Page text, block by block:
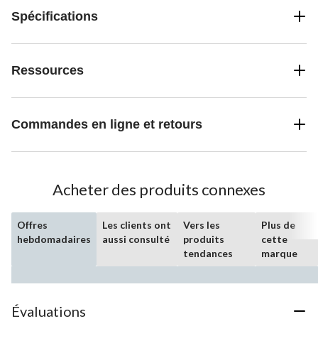
Spécifications
Ressources
Commandes en ligne et retours
Acheter des produits connexes
Offres
hebdomadaires
Les clients ont
aussi consulté
Vers les
produits
tendances
Plus de
cette
marque
Évaluations